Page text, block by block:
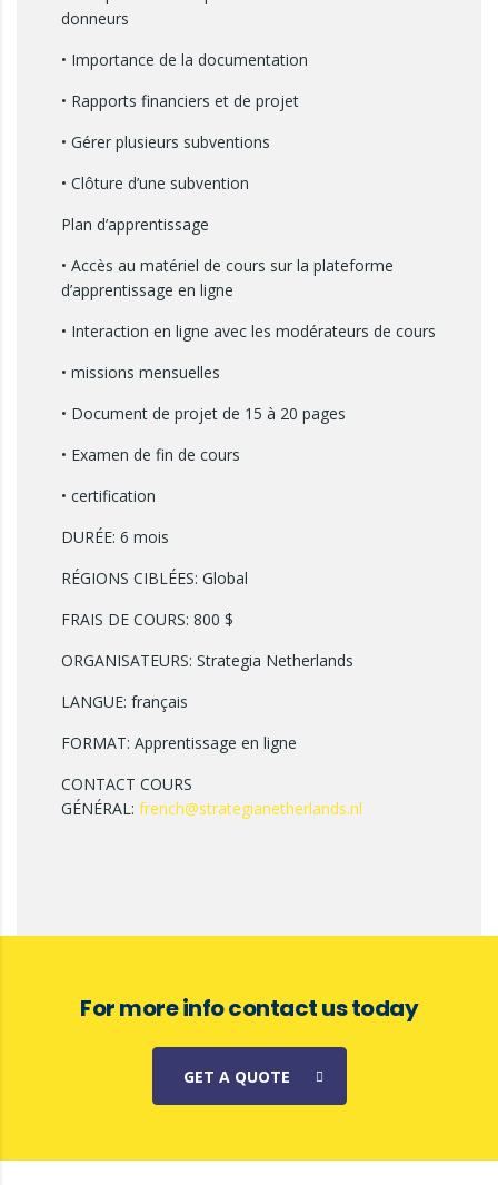
donneurs
• Importance de la documentation
• Rapports financiers et de projet
• Gérer plusieurs subventions
• Clôture d’une subvention
Plan d’apprentissage
• Accès au matériel de cours sur la plateforme
d’apprentissage en ligne
• Interaction en ligne avec les modérateurs de cours
• missions mensuelles
• Document de projet de 15 à 20 pages
• Examen de fin de cours
• certification
DURÉE: 6 mois
RÉGIONS CIBLÉES: Global
FRAIS DE COURS: 800 $
ORGANISATEURS: Strategia Netherlands
LANGUE: français
FORMAT: Apprentissage en ligne
CONTACT COURS
GÉNÉRAL: french@strategianetherlands.nl
For more info contact us today
GET A QUOTE